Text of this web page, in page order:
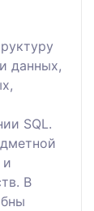
данных,
SQL.
и
В